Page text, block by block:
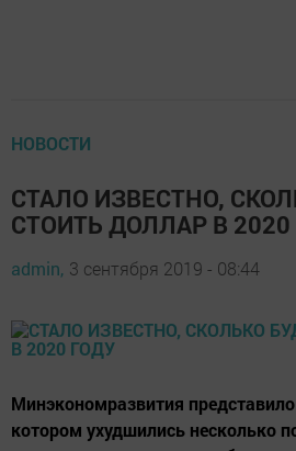
НОВОСТИ
СТАЛО ИЗВЕСТНО,
СТОИТЬ ДОЛЛАР В 2020
admin, 3 сентября 2019 - 08:44
Минэкономразвития
котором ухудшились несколько